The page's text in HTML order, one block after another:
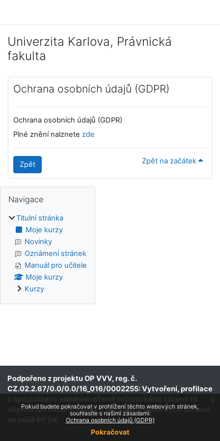
Pokud budete pokračovat v prohlížení těchto webových stránek,
souhlasíte s našimi zásadami:
Ochrana osobních údajů (GDPR)
Pokračovat
x
Univerzita Karlova, Právnická
fakulta
Ochrana osobních údajů (GDPR)
Ochrana osobních údajů (GDPR)
Plné znění nalznete zde
Zpět Zpět na začátek
Bloky
Navigace
Titulní stránka
Moje kurzy
Novinky
Oznámení stránek
Manuál pro učitele
Moje kurzy
Kurzy
Doplňkové bloky
Podpořeno z projektu OP VVV, reg. č.
CZ.02.2.67/0.0/0.0/16_016/0002255: Vytvoření, profilace
účelem zkvalitnění výuky a usnadnění odborných setkání